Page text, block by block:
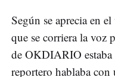
Según se aprecia en
que se corriera la voz
de OKDIARIO estaba
reportero hablaba con